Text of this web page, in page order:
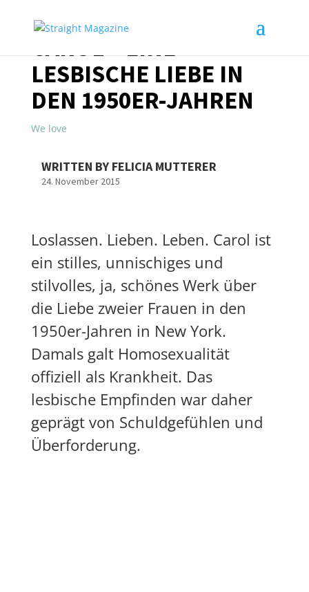
CAROL – EINE
LESBISCHE LIEBE IN
DEN 1950ER-JAHREN
We love
WRITTEN BY FELICIA MUTTERER
24. November 2015
Loslassen. Lieben. Leben. Carol ist
ein stilles, unnischiges und
stilvolles, ja, schönes Werk über
die Liebe zweier Frauen in den
1950er-Jahren in New York.
Damals galt Homosexualität
offiziell als Krankheit. Das
lesbische Empfinden war daher
geprägt von Schuldgefühlen und
Überforderung.